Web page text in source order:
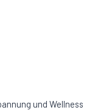
und Wellness